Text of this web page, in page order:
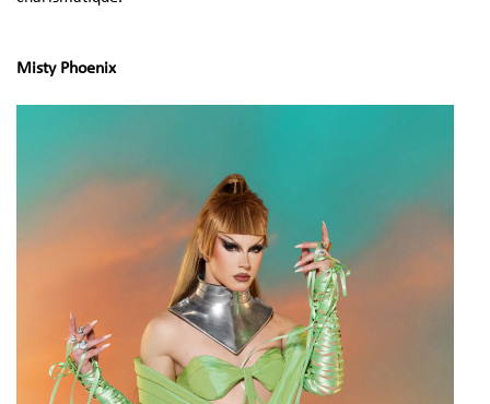
Misty Phoenix